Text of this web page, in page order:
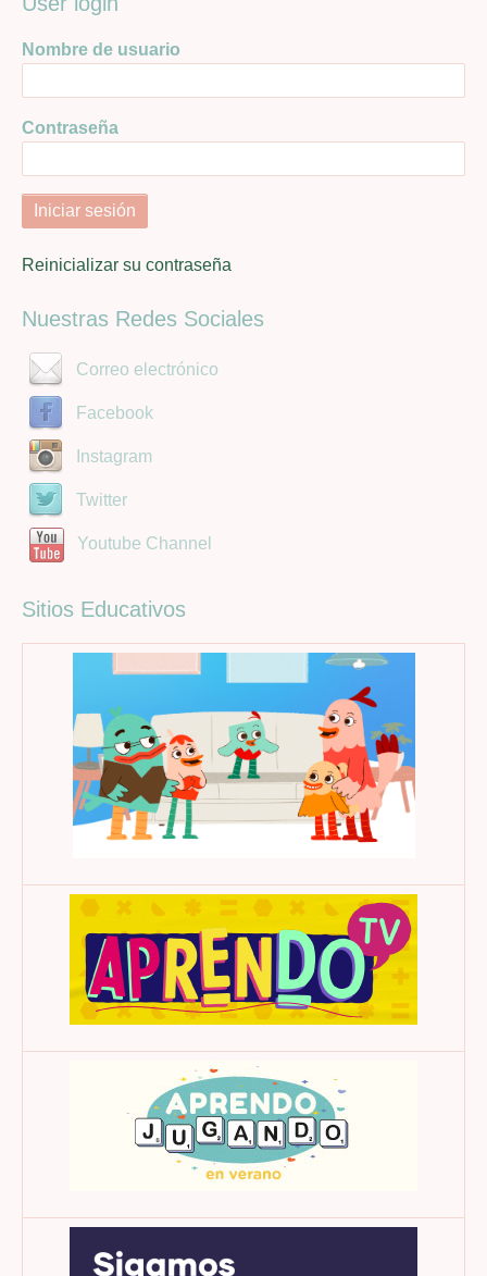
Nombre de usuario
Contraseña
Reinicializar su contraseña
Nuestras Redes Sociales
Correo electrónico
Facebook
Instagram
Twitter
Youtube Channel
Sitios Educativos